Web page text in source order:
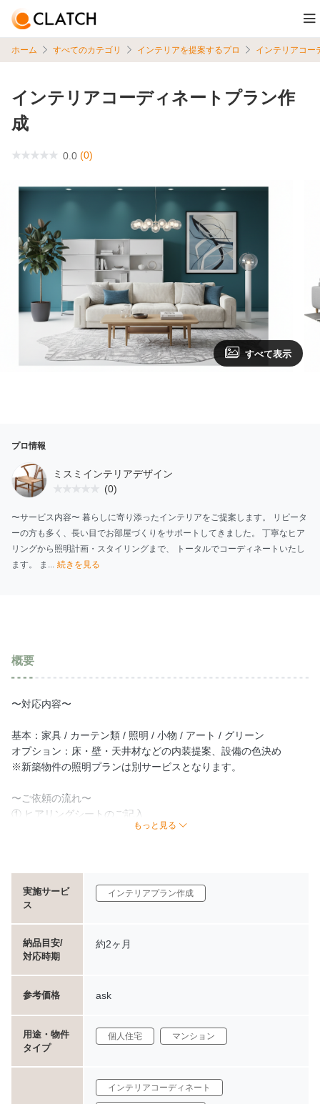
ホーム すべてのカテゴリ インテリアを提案するプロ インテリアコー
インテリアコーディネートプラン作
成
0.0 (0)
すべて表示
プロ情報
ミスミインテリアデザイン
(0)
〜サービス内容〜 暮らしに寄り添ったインテリアをご提案します。 リピータ
ーの方も多く、長い目でお部屋づくりをサポートしてきました。 丁寧なヒア
リングから照明計画・スタイリングまで、 トータルでコーディネートいたし
ます。 ま...
続きを見る
概要
〜対応内容〜
基本：家具 / カーテン類 / 照明 / 小物 / アート / グリーン
オプション：床・壁・天井材などの内装提案、設備の色決め
※新築物件の照明プランは別サービスとなります。
〜ご依頼の流れ〜
① ヒアリングシートのご記入
年齢層・人数
ご予算
お困りごと・ご要望
理想のインテリアイメージ（画像推奨）
苦手なテイスト
間取り図（寸法・天井高・照明位置）
もっと見る
実施サービ
ス
インテリアプラン作成
納品目安/
対応時期
約2ヶ月
参考価格 ask
用途・物件
タイプ
個人住宅 マンション
インテリアコーディネート